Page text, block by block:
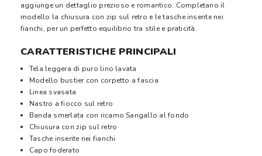
aggiunge un dettaglio prezioso e romantico. Completano il
modello la chiusura con zip sul retro e le tasche inserite nei
fianchi, per un perfetto equilibrio tra stile e praticità.
CARATTERISTICHE PRINCIPALI
Tela leggera di puro lino lavata
Modello bustier con corpetto a fascia
Linea svasata
Nastro a fiocco sul retro
Banda smerlata con ricamo Sangallo al fondo
Chiusura con zip sul retro
Tasche inserite nei fianchi
Capo foderato